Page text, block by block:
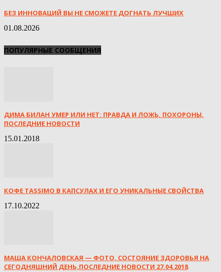
БЕЗ ИННОВАЦИЙ ВЫ НЕ СМОЖЕТЕ ДОГНАТЬ ЛУЧШИХ
01.08.2026
ПОПУЛЯРНЫЕ СООБЩЕНИЯ
ДИМА БИЛАН УМЕР ИЛИ НЕТ: ПРАВДА И ЛОЖЬ, ПОХОРОНЫ,
ПОСЛЕДНИЕ НОВОСТИ
15.01.2018
КОФЕ TASSIMO В КАПСУЛАХ И ЕГО УНИКАЛЬНЫЕ СВОЙСТВА
17.10.2022
МАША КОНЧАЛОВСКАЯ — ФОТО, СОСТОЯНИЕ ЗДОРОВЬЯ НА
СЕГОДНЯШНИЙ ДЕНЬ,ПОСЛЕДНИЕ НОВОСТИ 27.04.2018